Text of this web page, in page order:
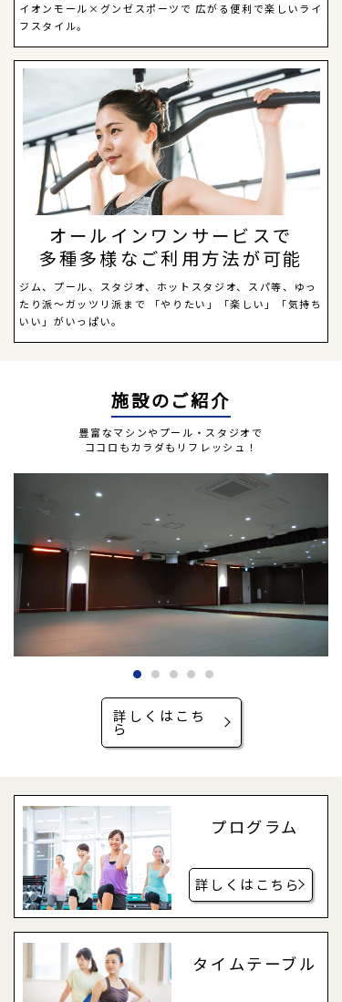
イオンモール×グンゼスポーツで 広がる便利で楽しいライ
フスタイル。
オールインワンサービスで
多種多様なご利用方法が可能
ジム、プール、スタジオ、ホットスタジオ、スパ等、ゆっ
たり派～ガッツリ派まで
「やりたい」「楽しい」「気持ち
いい」がいっぱい。
施設のご紹介
豊富なマシンやプール・スタジオで
ココロもカラダもリフレッシュ！
詳しくはこち
ら
プログラム
詳しくはこちら
タイムテーブル